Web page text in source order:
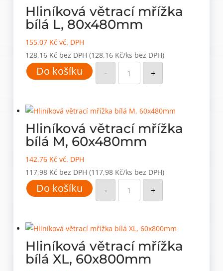
Hliníková větrací mřížka
bílá L, 80x480mm
155,07 Kč vč. DPH
128,16 Kč bez DPH (128,16 Kč/ks bez DPH)
Do košíku -
Hliníková
větrací
mřížka
bílá
množství
+
Hliníková větrací mřížka
bílá M, 60x480mm
142,76 Kč vč. DPH
117,98 Kč bez DPH (117,98 Kč/ks bez DPH)
Do košíku -
Hliníková
větrací
mřížka
bílá
množství
+
Hliníková větrací mřížka
bílá XL, 60x800mm